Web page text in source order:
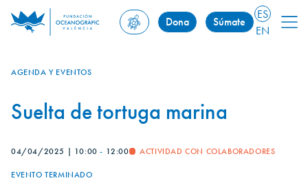
Dona Súmate
ES
EN
AGENDA Y EVENTOS
Suelta de tortuga marina
04/04/2025 | 10:00 - 12:00 ACTIVIDAD CON COLABORADORES
EVENTO TERMINADO